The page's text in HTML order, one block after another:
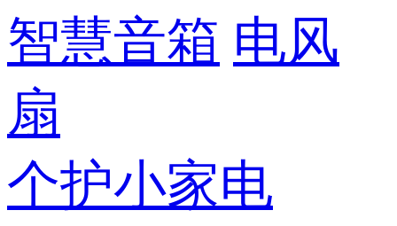
智慧音箱 电风
扇
个护小家电